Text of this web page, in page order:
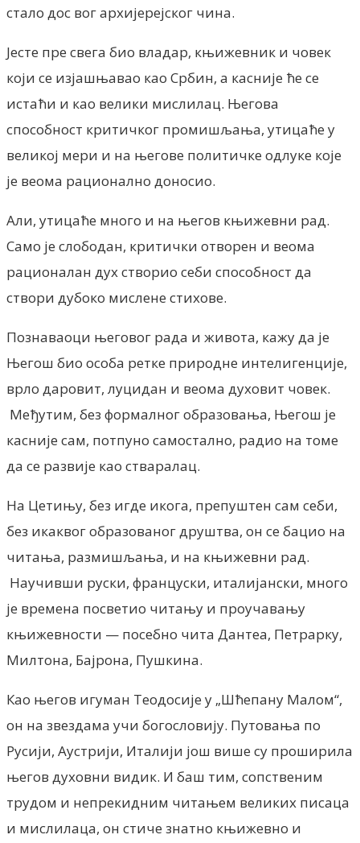
стало дос вог архијерејског чина.
Јесте пре свега био владар, књижевник и човек
који се изјашњавао као Србин, а касније ће се
истаћи и као велики мислилац. Његова
способност критичког промишљања, утицаће у
великој мери и на његове политичке одлуке које
је веома рационално доносио.
Али, утицаће много и на његов књижевни рад.
Само је слободан, критички отворен и веома
рационалан дух створио себи способност да
створи дубоко мислене стихове.
Познаваоци његовог рада и живота, кажу да је
Његош био особа ретке природне интелигенције,
врло даровит, луцидан и веома духовит човек.
Међутим, без формалног образовања, Његош је
касније сам, потпуно самостално, радио на томе
да се развије као стваралац.
На Цетињу, без игде икога, препуштен сам себи,
без икаквог образованог друштва, он се бацио на
читања, размишљања, и на књижевни рад.
Научивши руски, француски, италијански, много
је времена посветио читању и проучавању
књижевности — посебно чита Дантеа, Петрарку,
Милтона, Бајрона, Пушкина.
Као његов игуман Теодосије у „Шћепану Малом“,
он на звездама учи богословију. Путовања по
Русији, Аустрији, Италији још више су проширила
његов духовни видик. И баш тим, сопственим
трудом и непрекидним читањем великих писаца
и мислилаца, он стиче знатно књижевно и